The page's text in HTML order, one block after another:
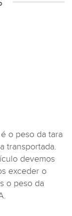
o peso da tara
transportada.
devemos
exceder o
o peso da